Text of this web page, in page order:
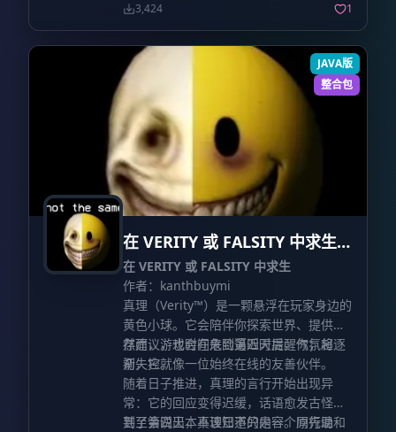
3,424 1
JAVA版
整合包
在 VERITY 或 FALSITY 中求生
Survive from VERITY or
FALSITY
在 VERITY 或 FALSITY 中求生
作者：kanthbuymi
真理（Verity™）是一颗悬浮在玩家身边的
黄色小球。它会陪伴你探索世界、提供生
存建议，也会在危险逼近时提醒你；起
初，它就像一位始终在线的友善伙伴。
然而，游戏时间来到第四天后，气氛将逐
渐失控。
随着日子推进，真理的言行开始出现异
常：它的回应变得迟缓，话语愈发古怪，
甚至会说出本不该知道的内容。原先温和
到了第四天，真理已不只是一个同行助